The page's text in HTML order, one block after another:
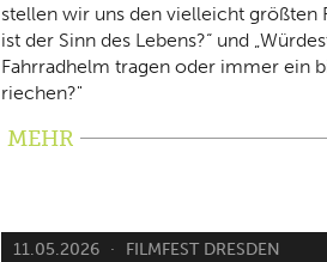
stellen wir uns den vielleicht größten
ist der Sinn des Lebens?“ und
Fahrradhelm tragen oder immer ein
riechen?"
MEHR
11.05.2026 FILMFEST DRESDEN